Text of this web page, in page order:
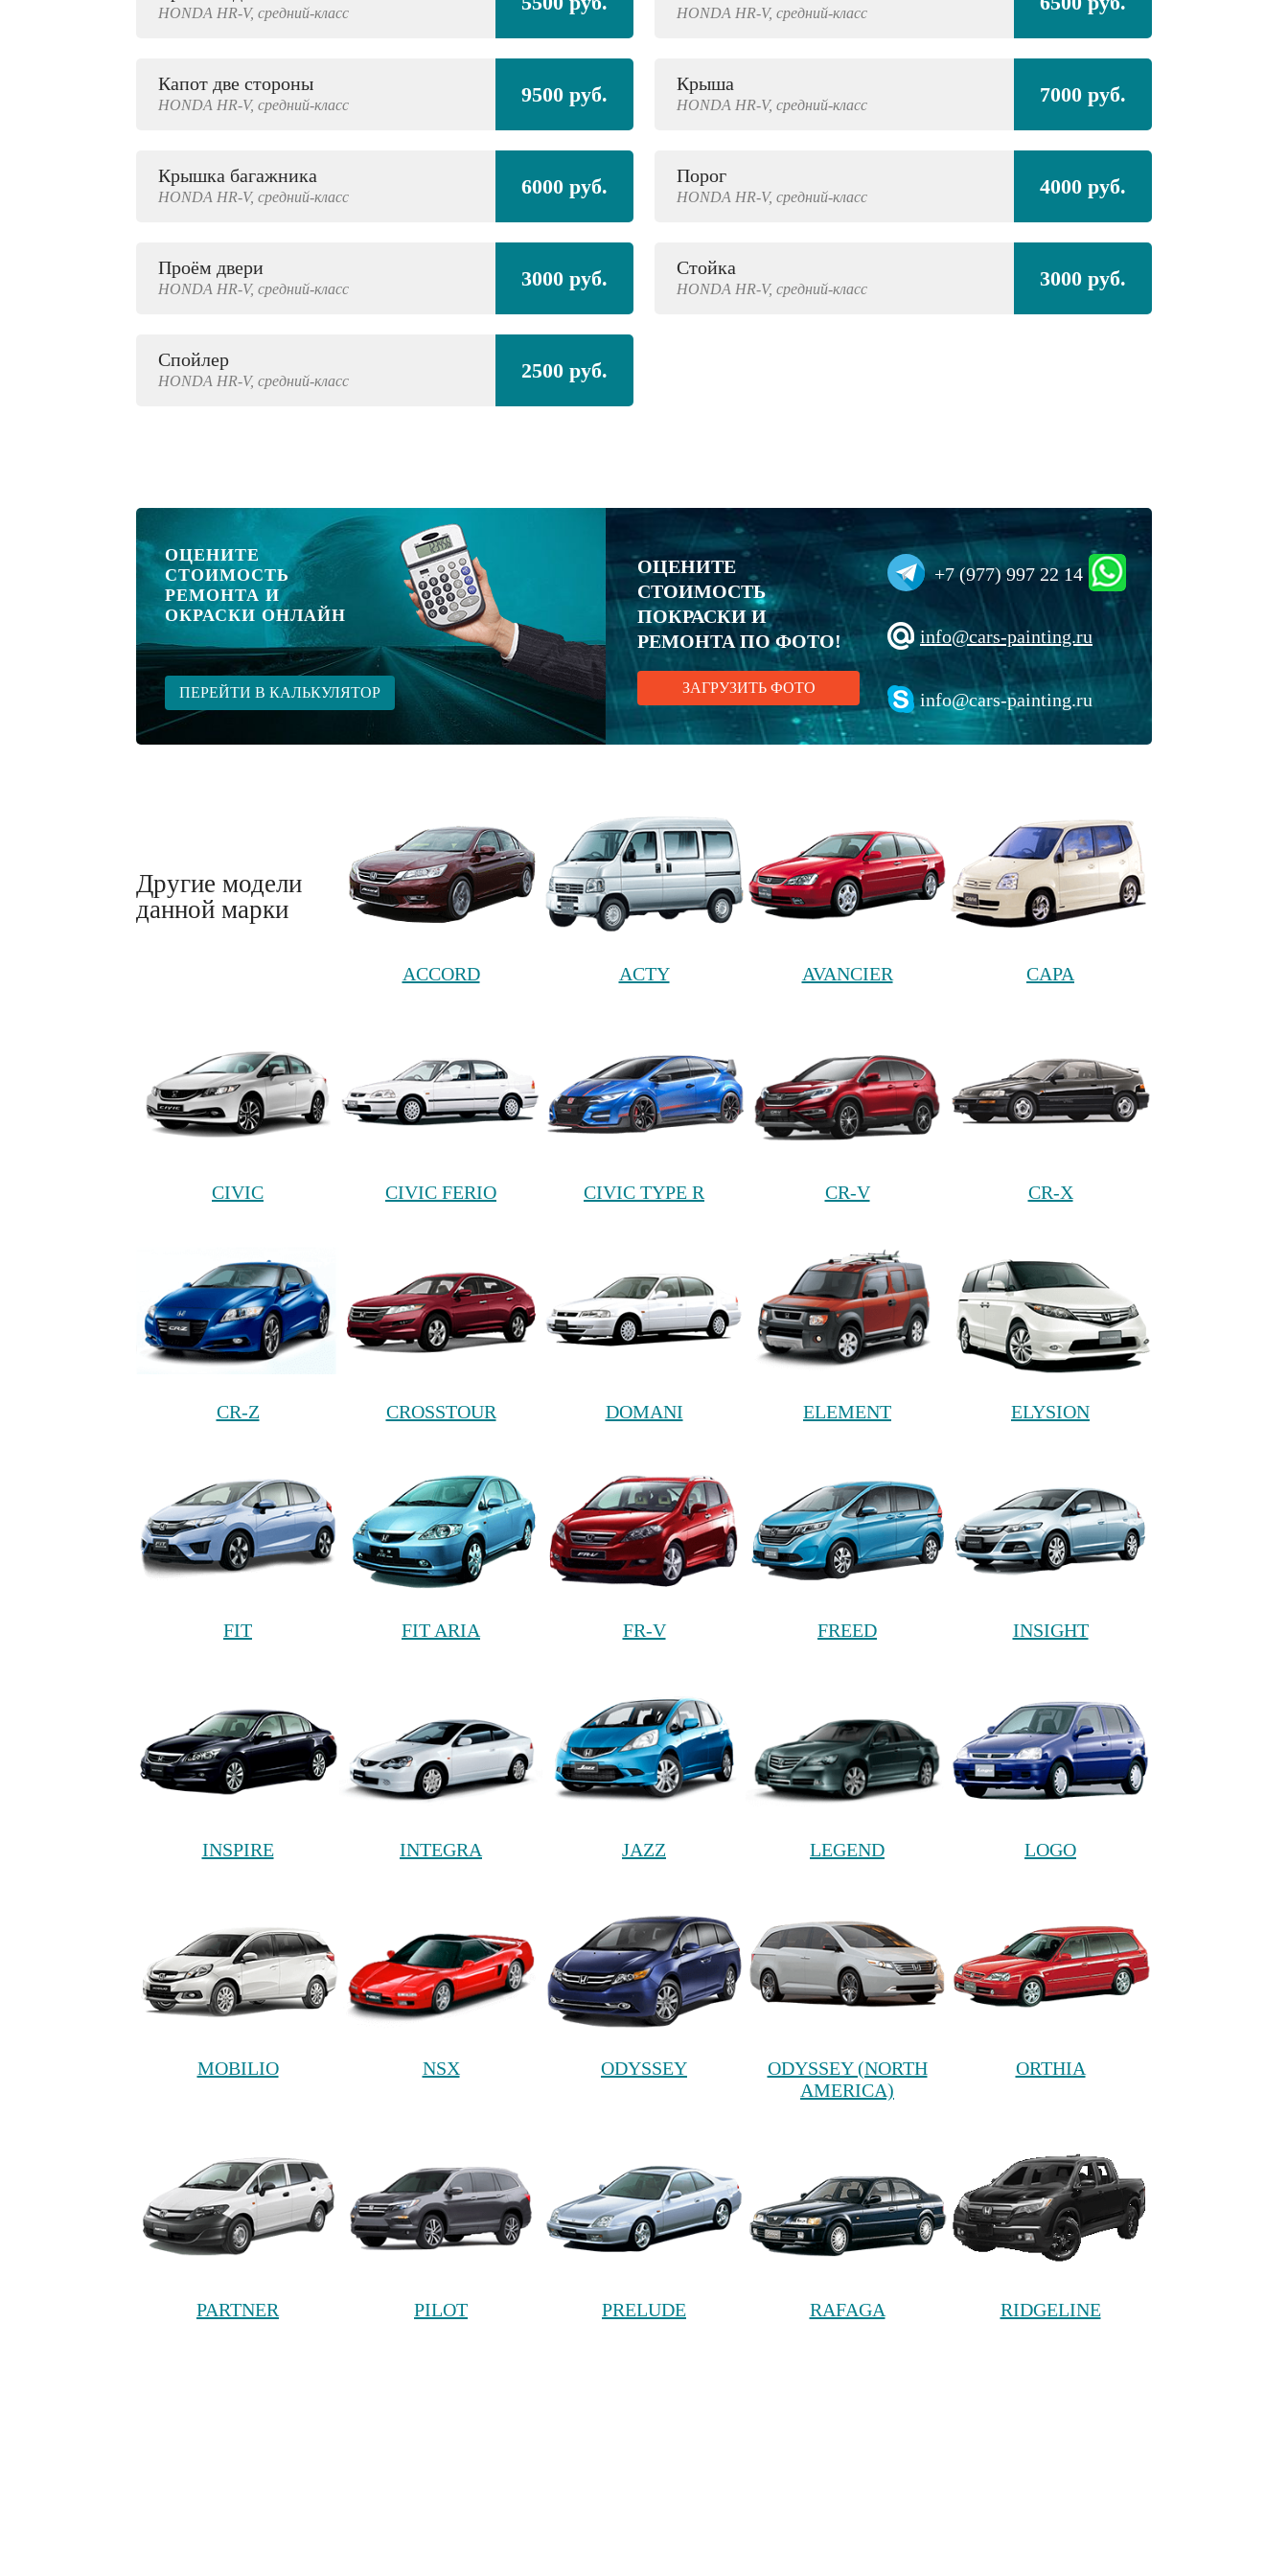
HONDA HR-V, средний-класс HONDA HR-V, средний-класс
Капот две стороны
HONDA HR-V, средний-класс 9500 руб. Крыша
HONDA HR-V, средний-класс 7000 руб.
Крышка багажника
HONDA HR-V, средний-класс 6000 руб. Порог
HONDA HR-V, средний-класс 4000 руб.
Проём двери
HONDA HR-V, средний-класс 3000 руб. Стойка
HONDA HR-V, средний-класс 3000 руб.
Спойлер
HONDA HR-V, средний-класс 2500 руб.
ОЦЕНИТЕ
СТОИМОСТЬ
РЕМОНТА И
ОКРАСКИ ОНЛАЙН
ПЕРЕЙТИ В КАЛЬКУЛЯТОР
ОЦЕНИТЕ
СТОИМОСТЬ
ПОКРАСКИ И
РЕМОНТА ПО ФОТО!
ЗАГРУЗИТЬ ФОТО
+7 (977) 997 22 14
info@cars-painting.ru
info@cars-painting.ru
Другие модели
данной марки
ACCORD ACTY AVANCIER CAPA
CIVIC CIVIC FERIO CIVIC TYPE R CR-V CR-X
CR-Z CROSSTOUR DOMANI ELEMENT ELYSION
FIT FIT ARIA FR-V FREED INSIGHT
INSPIRE INTEGRA JAZZ LEGEND LOGO
MOBILIO NSX ODYSSEY
ODYSSEY (NORTH
AMERICA)
ORTHIA
PARTNER PILOT PRELUDE RAFAGA RIDGELINE